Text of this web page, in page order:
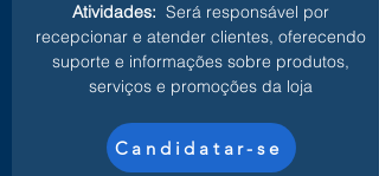
Atividades: Será responsável por
recepcionar e atender clientes, oferecendo
suporte e informações sobre produtos,
serviços e promoções da loja
Candidatar-se